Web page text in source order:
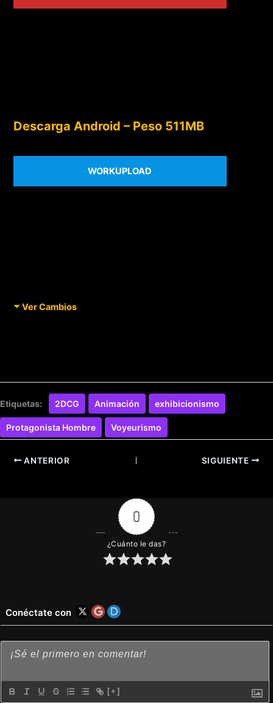
Descarga Android – Peso 511MB
WORKUPLOAD
Ver Cambios
Etiquetas: 2DCG Animación exhibicionismo
Protagonista Hombre Voyeurismo
ANTERIOR SIGUIENTE
0
¿Cuánto le das?
Conéctate con
[+]